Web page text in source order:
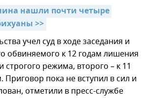
нашли почти четыре
>>
учел суд в ходе заседания и
обвиняемого к 12 годам лишения
режима, второго – к 11
Приговор пока не вступил в сил и
отметили в пресс-службе